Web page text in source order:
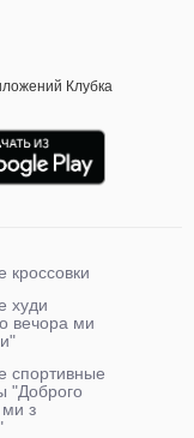
Клубка
кроссовки
худи
вечора ми
спортивные
"Доброго
ми з